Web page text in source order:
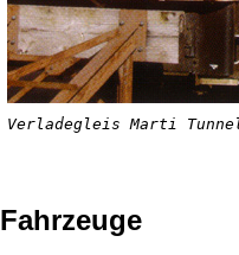
Verladegleis Marti
Fahrzeuge